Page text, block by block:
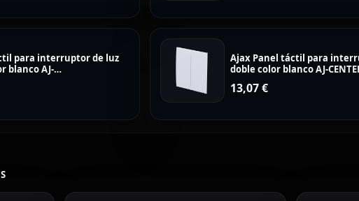
para interruptor de luz
blanco AJ-
Ajax Panel táctil para
doble color blanco AJ-
13,07€